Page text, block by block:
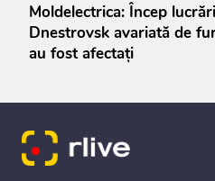
Moldelectrica: Încep
Dnestrovsk avariată de
au fost afectați